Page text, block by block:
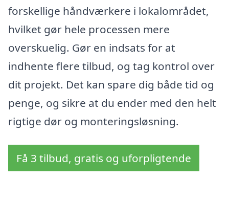
forskellige håndværkere i lokalområdet,
hvilket gør hele processen mere
overskuelig. Gør en indsats for at
indhente flere tilbud, og tag kontrol over
dit projekt. Det kan spare dig både tid og
penge, og sikre at du ender med den helt
rigtige dør og monteringsløsning.
Få 3 tilbud, gratis og uforpligtende